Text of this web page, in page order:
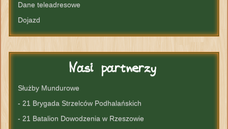
Dane teleadresowe
Dojazd
Nasipartnerzy
Służby Mundurowe
- 21 Brygada Strzelców Podhalańskich
- 21 Batalion Dowodzenia w Rzeszowie